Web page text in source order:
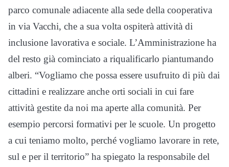
parco comunale adiacente alla sede della cooperativa
in via Vacchi, che a sua volta ospiterà attività di
inclusione lavorativa e sociale. L’Amministrazione ha
del resto già cominciato a riqualificarlo piantumando
alberi. “Vogliamo che possa essere usufruito di più dai
cittadini e realizzare anche orti sociali in cui fare
attività gestite da noi ma aperte alla comunità. Per
esempio percorsi formativi per le scuole. Un progetto
a cui teniamo molto, perché vogliamo lavorare in rete,
sul e per il territorio” ha spiegato la responsabile del